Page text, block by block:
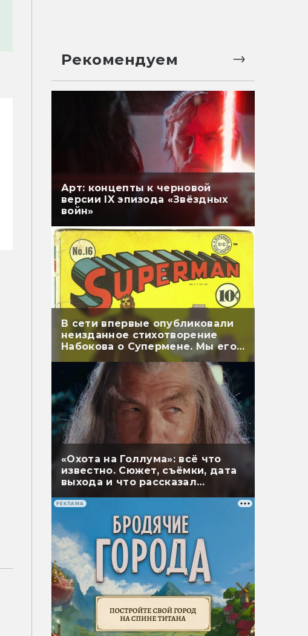
Рекомендуем
Арт: концепты к черновой
версии IX эпизода «Звёздных
войн»
В сети впервые опубликовали
неизданное стихотворение
Набокова о Супермене. Мы его
перевели
«Охота на Голлума»: всё что
известно. Сюжет, съёмки, дата
выхода и что рассказал
РЕКЛАМА